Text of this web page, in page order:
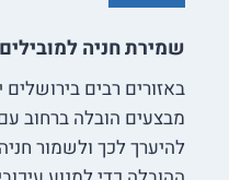
שמירת חניה למובילים
באזורים רבים
מבצעים הובלה ברחוב
להיערך לכך ולשמור